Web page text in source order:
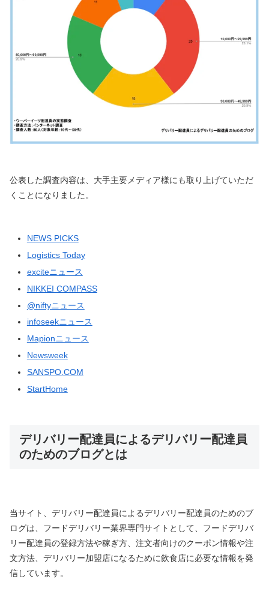
公表した調査内容は、大手主要メディア様にも取り上げていただ
くことになりました。
NEWS PICKS
Logistics Today
exciteニュース
NIKKEI COMPASS
@niftyニュース
infoseekニュース
Mapionニュース
Newsweek
SANSPO.COM
StartHome
デリバリー配達員によるデリバリー配達員
のためのブログとは
当サイト、デリバリー配達員によるデリバリー配達員のためのブ
ログは、フードデリバリー業界専門サイトとして、フードデリバ
リー配達員の登録方法や稼ぎ方、注文者向けのクーポン情報や注
文方法、デリバリー加盟店になるために飲食店に必要な情報を発
信しています。